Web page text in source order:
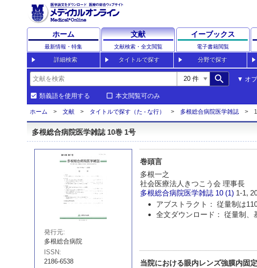
ホーム
最新情報・特集
文献
文献検索・全文閲覧
イーブックス
電子書籍閲覧
詳細検索 タイトルで探す 分野で探す
search オ
類義語を使用する 本文閲覧可のみ
ホーム 文献 タイトルで探す（た - な行） 多根総合病院医学雑誌
多根総合病院医学雑誌 10巻 1号
発行元
多根総合病院
ISSN
2186-6538
巻頭言
多根一之
社会医療法人きつこう会 理事長
多根総合病院医学雑誌 10 (1) 1-1,
アブストラクト： 従量制は
全文ダウンロード： 従量制、
当院における眼内レンズ強膜内固